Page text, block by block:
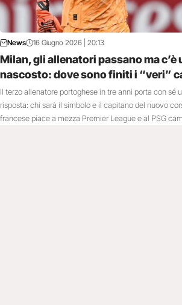
News 16 Giugno 2026 | 20:13
Milan, gli allenatori passano ma c’è
nascosto: dove sono finiti i “veri”
Il terzo allenatore portoghese in tre anni porta con sé
risposta: chi sarà il simbolo e il capitano del nuovo
francese piace a mezza Premier League e al PSG